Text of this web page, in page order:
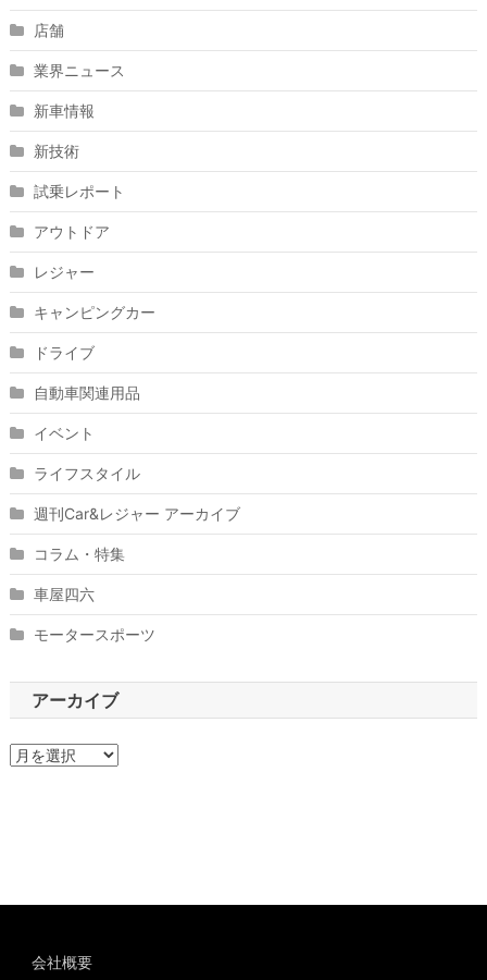
店舗
業界ニュース
新車情報
新技術
試乗レポート
アウトドア
レジャー
キャンピングカー
ドライブ
自動車関連用品
イベント
ライフスタイル
週刊Car&レジャー アーカイブ
コラム・特集
車屋四六
モータースポーツ
アーカイブ
ア
会社概要